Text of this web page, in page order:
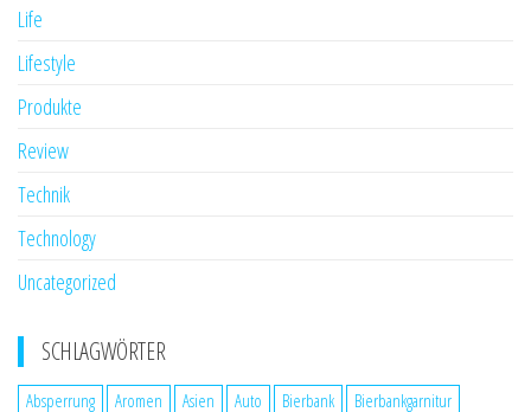
Life
Lifestyle
Produkte
Review
Technik
Technology
Uncategorized
SCHLAGWÖRTER
Absperrung Aromen Asien Auto Bierbank Bierbankgarnitur